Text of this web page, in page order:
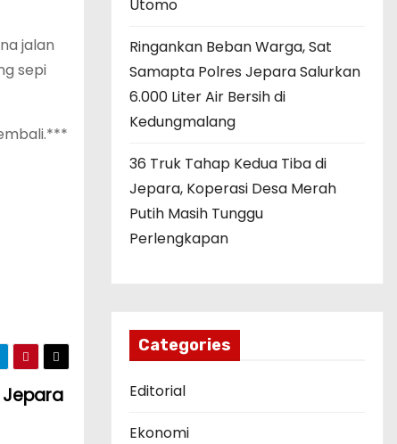
jalan
sepi
Jepara
Utomo
Ringankan Beban Warga, Sat
Samapta Polres Jepara Salurkan
6.000 Liter Air Bersih di
Kedungmalang
36 Truk Tahap Kedua Tiba di
Jepara, Koperasi Desa Merah
Putih Masih Tunggu
Perlengkapan
Categories
Editorial
Ekonomi